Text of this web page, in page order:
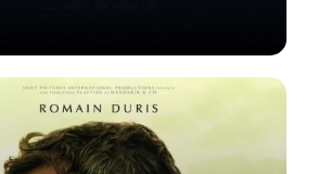
Voir la fiche du film